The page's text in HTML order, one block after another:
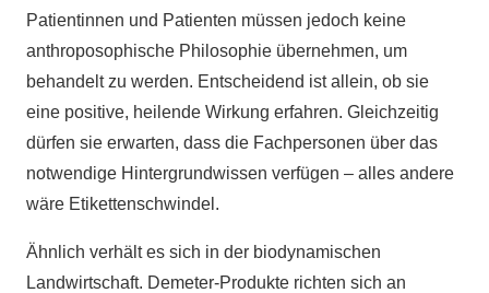
Patientinnen und Patienten müssen jedoch keine
anthroposophische Philosophie übernehmen, um
behandelt zu werden. Entscheidend ist allein, ob sie
eine positive, heilende Wirkung erfahren. Gleichzeitig
dürfen sie erwarten, dass die Fachpersonen über das
notwendige Hintergrundwissen verfügen – alles andere
wäre Etikettenschwindel.
Ähnlich verhält es sich in der biodynamischen
Landwirtschaft. Demeter-Produkte richten sich an